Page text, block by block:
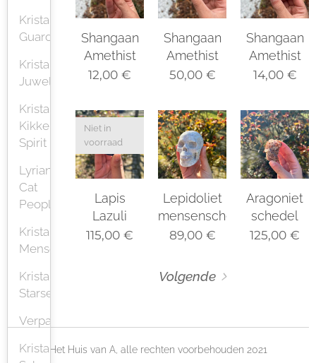
Kristallen
Guardian
Kristallen
Juwelen
Kristallen
Kikker
Spirit
Lyrian
Cat
People
Kristallen
Mensenschedel
Kristallen
Starseed
Verpakking
Kristallen
Shangaan
Amethist
12,00 €
Shangaan
Amethist
50,00€
Shangaan
Amethist
14,00€
Lapis
Lazuli
Niet in
voorraad
115,00 €
Lepidoliet
mensenschedel
89,00€
Aragoniet
schedel
125,00 €
Volgende
Het Huis van A, alle rechten voorbehouden 2021